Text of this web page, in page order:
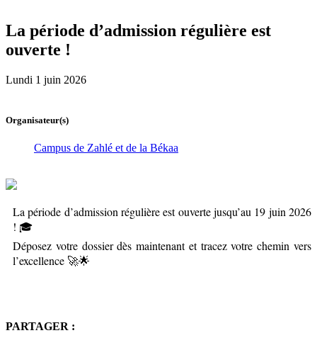
La période d’admission régulière est
ouverte !
Lundi 1 juin 2026
Organisateur(s)
Campus de Zahlé et de la Békaa
La période d’admission régulière est ouverte jusqu’au 19 juin 2026
! 🎓
Déposez votre dossier dès maintenant et tracez votre chemin vers
l’excellence 🚀🌟
PARTAGER :